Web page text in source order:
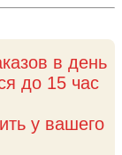
в день
до 15 час
у вашего